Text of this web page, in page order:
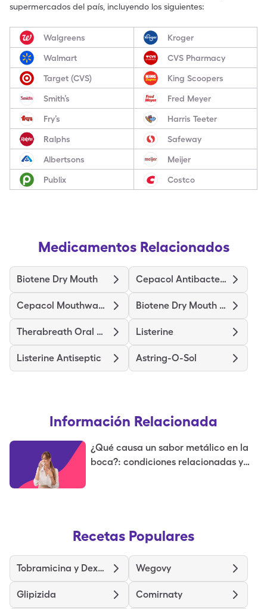
supermercados del país, incluyendo los siguientes:
Walgreens Kroger
Walmart CVS Pharmacy
Target (CVS) King Scoopers
Smith’s Fred Meyer
Fry’s Harris Teeter
Ralphs Safeway
Albertsons Meijer
Publix Costco
Medicamentos Relacionados
Biotene Dry Mouth Cepacol Antibacterial
Cepacol Mouthwash/Gargle Biotene Dry Mouth Gentle
Therabreath Oral Rinse Listerine
Listerine Antiseptic Astring-O-Sol
Información Relacionada
¿Qué causa un sabor metálico en la
boca?: condiciones relacionadas y
Recetas Populares
Tobramicina y Dexametasona Wegovy
Glipizida Comirnaty